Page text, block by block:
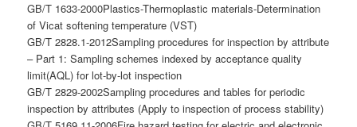
GB/T 1633-2000Plastics-Thermoplastic materials-Determination
of Vicat softening temperature (VST)
GB/T 2828.1-2012Sampling procedures for inspection by attribute
– Part 1: Sampling schemes indexed by acceptance quality
limit(AQL) for lot-by-lot inspection
GB/T 2829-2002Sampling procedures and tables for periodic
inspection by attributes (Apply to inspection of process stability)